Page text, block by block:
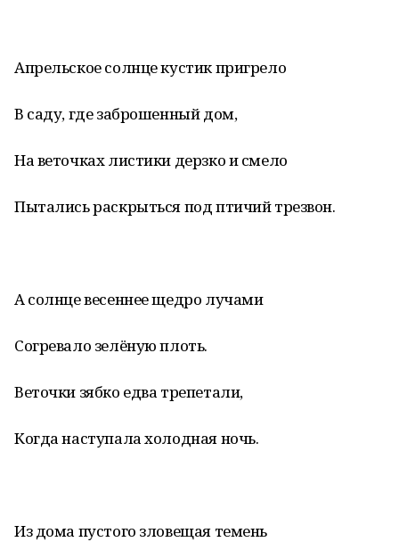
Апрельское солнце кустик пригрело
В саду, где заброшенный дом,
На веточках листики дерзко и смело
Пытались раскрыться под птичий трезвон.
А солнце весеннее щедро лучами
Согревало зелёную плоть.
Веточки зябко едва трепетали,
Когда наступала холодная ночь.
Из дома пустого зловещая темень